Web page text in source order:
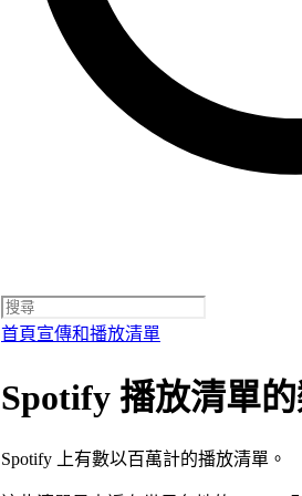
首頁宣傳和播放清單
Spotify 播放清單
Spotify 上有數以百萬計的播放清單。